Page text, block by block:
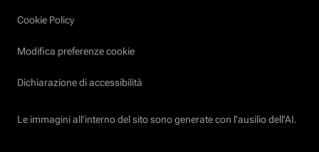
Cookie Policy
Modifica preferenze cookie
Dichiarazione di accessibilità
Le immagini all’interno del sito sono generate con l'ausilio dell'AI.